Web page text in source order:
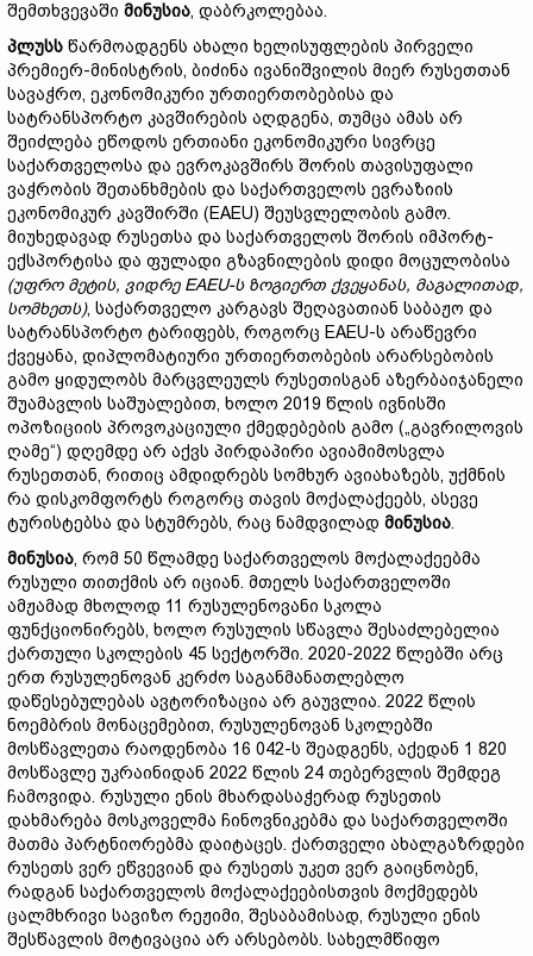
შემთხვევაში მინუსია, დაბრკოლებაა.
პლუსს წარმოადგენს ახალი ხელისუფლების პირველი
პრემიერ-მინისტრის, ბიძინა ივანიშვილის მიერ რუსეთთან
სავაჭრო, ეკონომიკური ურთიერთობებისა და
სატრანსპორტო კავშირების აღდგენა, თუმცა ამას არ
შეიძლება ეწოდოს ერთიანი ეკონომიკური სივრცე
საქართველოსა და ევროკავშირს შორის თავისუფალი
ვაჭრობის შეთანხმების და საქართველოს ევრაზიის
ეკონომიკურ კავშირში (EAEU) შეუსვლელობის გამო.
მიუხედავად რუსეთსა და საქართველოს შორის იმპორტ-
ექსპორტისა და ფულადი გზავნილების დიდი მოცულობისა
(უფრო მეტის, ვიდრე EAEU-ს ზოგიერთ ქვეყანას, მაგალითად,
სომხეთს), საქართველო კარგავს შეღავათიან საბაჟო და
სატრანსპორტო ტარიფებს, როგორც EAEU-ს არაწევრი
ქვეყანა, დიპლომატიური ურთიერთობების არარსებობის
გამო ყიდულობს მარცვლეულს რუსეთისგან აზერბაიჯანელი
შუამავლის საშუალებით, ხოლო 2019 წლის ივნისში
ოპოზიციის პროვოკაციული ქმედებების გამო („გავრილოვის
ღამე“) დღემდე არ აქვს პირდაპირი ავიამიმოსვლა
რუსეთთან, რითიც ამდიდრებს სომხურ ავიახაზებს, უქმნის
რა დისკომფორტს როგორც თავის მოქალაქეებს, ასევე
ტურისტებსა და სტუმრებს, რაც ნამდვილად მინუსია.
მინუსია, რომ 50 წლამდე საქართველოს მოქალაქეებმა
რუსული თითქმის არ იციან. მთელს საქართველოში
ამჟამად მხოლოდ 11 რუსულენოვანი სკოლა
ფუნქციონირებს, ხოლო რუსულის სწავლა შესაძლებელია
ქართული სკოლების 45 სექტორში. 2020-2022 წლებში არც
ერთ რუსულენოვან კერძო საგანმანათლებლო
დაწესებულებას ავტორიზაცია არ გაუვლია. 2022 წლის
ნოემბრის მონაცემებით, რუსულენოვან სკოლებში
მოსწავლეთა რაოდენობა 16 042-ს შეადგენს, აქედან 1 820
მოსწავლე უკრაინიდან 2022 წლის 24 თებერვლის შემდეგ
ჩამოვიდა. რუსული ენის მხარდასაჭერად რუსეთის
დახმარება მოსკოველმა ჩინოვნიკებმა და საქართველოში
მათმა პარტნიორებმა დაიტაცეს. ქართველი ახალგაზრდები
რუსეთს ვერ ეწვევიან და რუსეთს უკეთ ვერ გაიცნობენ,
რადგან საქართველოს მოქალაქეებისთვის მოქმედებს
ცალმხრივი სავიზო რეჟიმი, შესაბამისად, რუსული ენის
შესწავლის მოტივაცია არ არსებობს. სახელმწიფო